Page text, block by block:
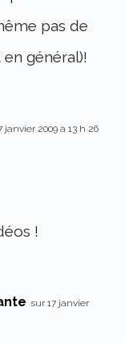
pas de
en général)!
janvier 2009 à 13 h 26
!
sur 17 janvier